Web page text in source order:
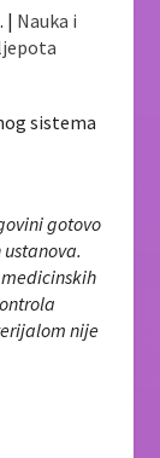
| Nauka i
gotovo
nije